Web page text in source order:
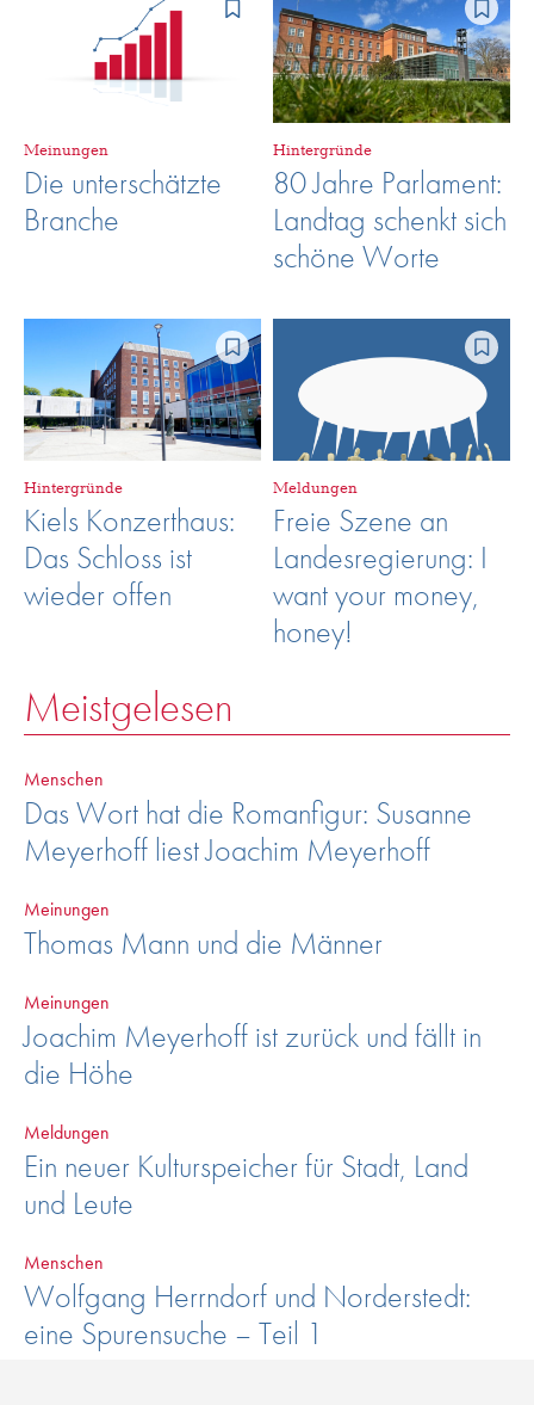
Meinungen
Die unterschätzte
Branche
Hintergründe
80 Jahre Parlament:
Landtag schenkt sich
schöne Worte
Hintergründe
Kiels Konzerthaus:
Das Schloss ist
wieder offen
Meldungen
Freie Szene an
Landesregierung: I
want your money,
honey!
Meistgelesen
Menschen
Das Wort hat die Romanfigur: Susanne
Meyerhoff liest Joachim Meyerhoff
Meinungen
Thomas Mann und die Männer
Meinungen
Joachim Meyerhoff ist zurück und fällt in
die Höhe
Meldungen
Ein neuer Kulturspeicher für Stadt, Land
und Leute
Menschen
Wolfgang Herrndorf und Norderstedt:
eine Spurensuche – Teil 1